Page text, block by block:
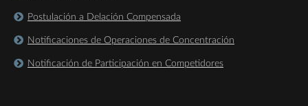
Postulación a Delación Compensada
Notificaciones de Operaciones de Concentración
Notificación de Participación en Competidores